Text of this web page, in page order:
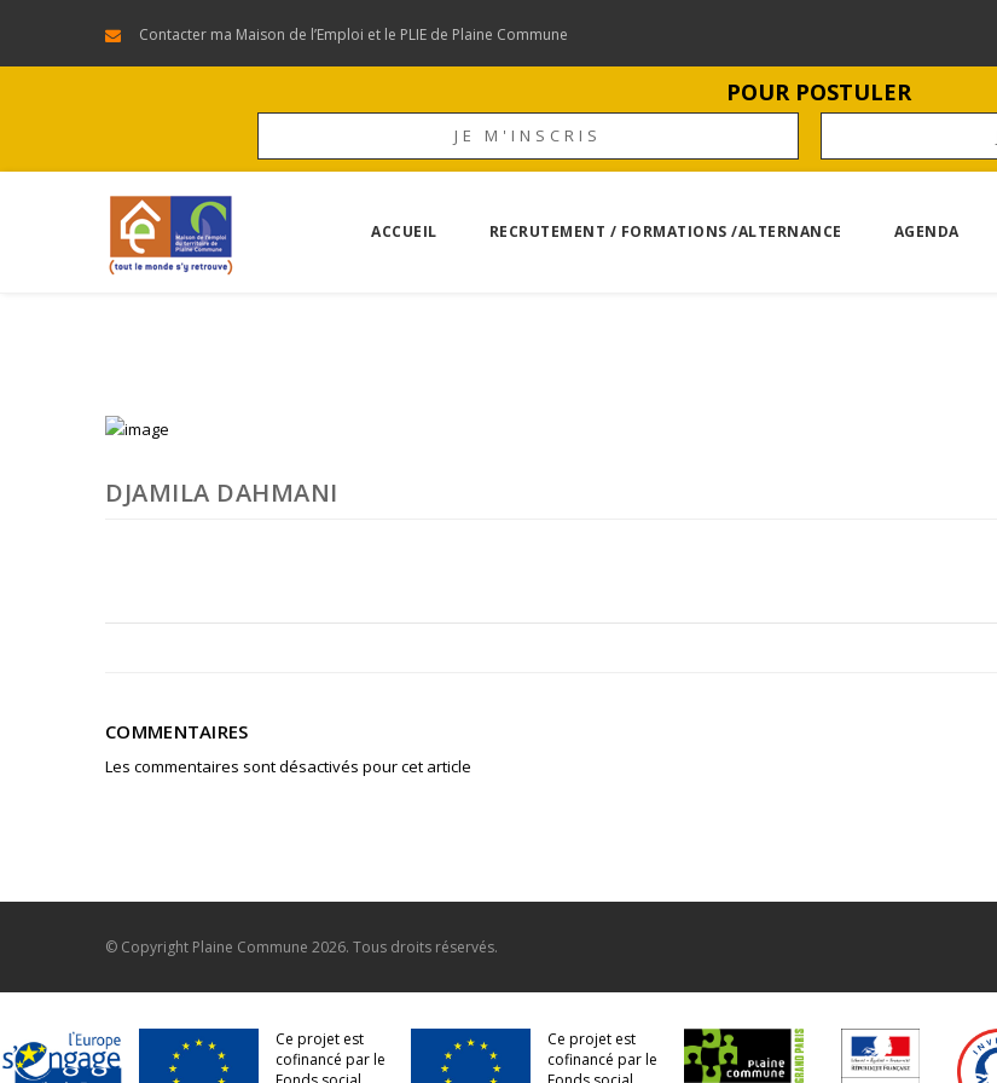
Contacter ma Maison de l’Emploi et le PLIE de Plaine Commune
POUR POSTULER
JE M'INSCRIS
ACCUEIL RECRUTEMENT / FORMATIONS /ALTERNANCE AGENDA
DJAMILA DAHMANI
COMMENTAIRES
Les commentaires sont désactivés pour cet article
© Copyright Plaine Commune 2026. Tous droits réservés.
Ce projet est
cofinancé par le
Ce projet est
cofinancé par le